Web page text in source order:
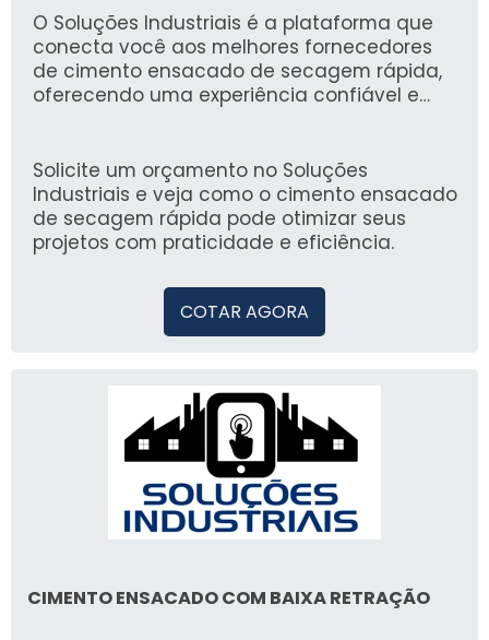
resultados duradouros.
O Soluções Industriais é a plataforma que
conecta você aos melhores fornecedores
de cimento ensacado de secagem rápida,
oferecendo uma experiência confiável e
para atender suas necessidades industriais.
Solicite um orçamento no Soluções
Industriais e veja como o cimento ensacado
de secagem rápida pode otimizar seus
projetos com praticidade e eficiência.
COTAR AGORA
CIMENTO ENSACADO COM BAIXA RETRAÇÃO